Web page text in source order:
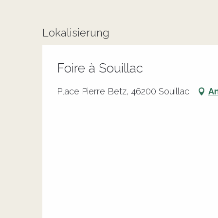
Lokalisierung
Foire à Souillac
Place Pierre Betz, 46200 Souillac